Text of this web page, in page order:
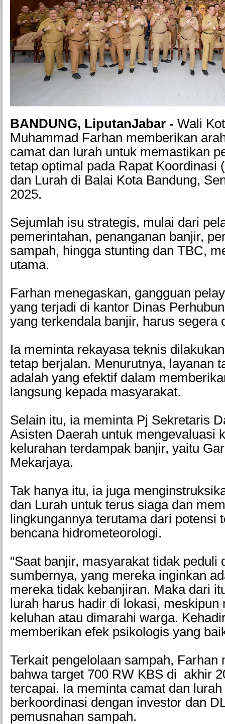
BANDUNG, LiputanJabar - Wali
Muhammad Farhan memberikan
camat dan lurah untuk memastikan
tetap optimal pada Rapat Koordinasi
dan Lurah di Balai Kota Bandung,
2025.
Sejumlah isu strategis, mulai dari
pemerintahan, penanganan banjir,
sampah, hingga stunting dan TBC,
utama.
Farhan menegaskan, gangguan
yang terjadi di kantor Dinas
yang terkendala banjir, harus segera
Ia meminta rekayasa teknis
tetap berjalan. Menurutnya, layanan
adalah yang efektif dalam
langsung kepada masyarakat.
Selain itu, ia meminta Pj Sekretaris
Asisten Daerah untuk mengevaluasi
kelurahan terdampak banjir, yaitu
Mekarjaya.
Tak hanya itu, ia juga
dan Lurah untuk terus siaga dan
lingkungannya terutama dari potensi
bencana hidrometeorologi.
"Saat banjir, masyarakat tidak peduli
sumbernya, yang mereka inginkan
mereka tidak kebanjiran. Maka dari
lurah harus hadir di lokasi, meskipun
keluhan atau dimarahi warga.
memberikan efek psikologis yang
Terkait pengelolaan sampah, Farhan
bahwa target 700 RW KBS di akhir
tercapai. Ia meminta camat dan lurah
berkoordinasi dengan investor dan
pemusnahan sampah.